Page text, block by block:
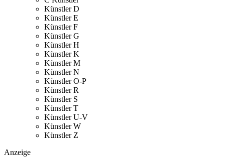
Künstler D
Künstler E
Künstler F
Künstler G
Künstler H
Künstler K
Künstler M
Künstler N
Künstler O-P
Künstler R
Künstler S
Künstler T
Künstler U-V
Künstler W
Künstler Z
Anzeige